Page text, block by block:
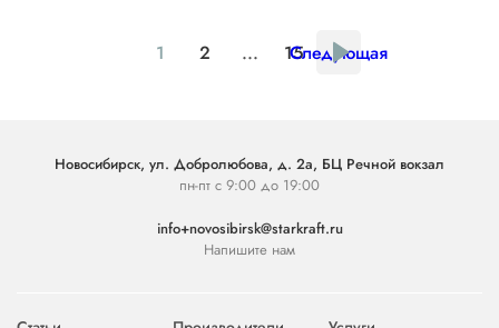
1 2 ... 15
Следующая
Новосибирск, ул. Добролюбова, д. 2а, БЦ Речной вокзал
пн-пт с 9:00 до 19:00
info+novosibirsk@starkraft.ru
Напишите нам